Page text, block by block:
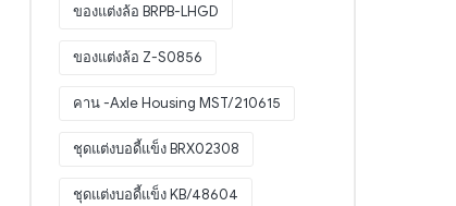
ของแต่งล้อ BRPB-LHGD
ของแต่งล้อ Z-S0856
คาน -Axle Housing MST/210615
ชุดแต่งบอดี้แข็ง BRX02308
ชุดแต่งบอดี้แข็ง KB/48604